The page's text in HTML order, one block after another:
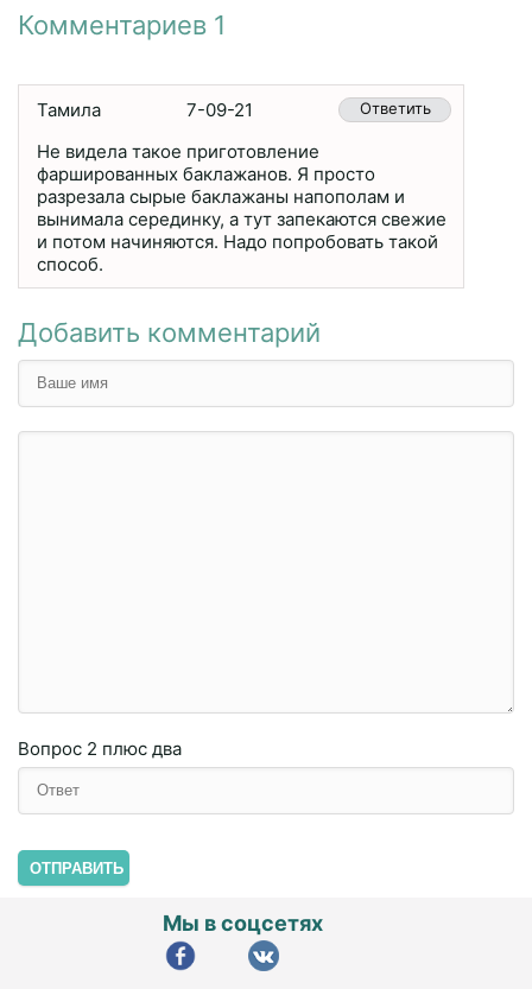
Комментариев 1
Тамила 7-09-21 Ответить
Не видела такое приготовление
фаршированных баклажанов. Я просто
разрезала сырые баклажаны напополам и
вынимала серединку, а тут запекаются свежие
и потом начиняются. Надо попробовать такой
способ.
Добавить комментарий
Вопрос 2 плюc двa
ОТПРАВИТЬ
Мы в соцсетях